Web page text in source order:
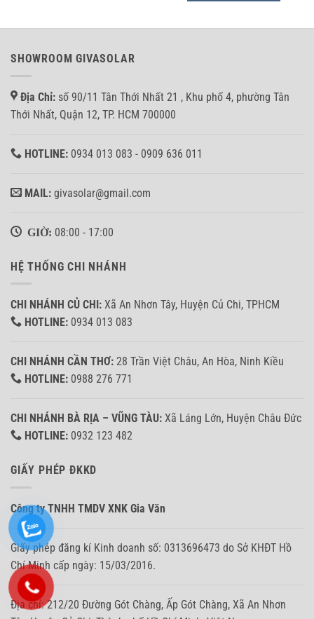
SHOWROOM GIVASOLAR
Địa Chỉ: số 90/11 Tân Thới Nhất 21 , Khu phố 4, phường Tân
Thới Nhất, Quận 12, TP. HCM 700000
HOTLINE: 0934 013 083 - 0909 636 011
MAIL: givasolar@gmail.com
GIỜ: 08:00 - 17:00
HỆ THỐNG CHI NHÁNH
CHI NHÁNH CỦ CHI: Xã An Nhơn Tây, Huyện Củ Chi, TPHCM
HOTLINE: 0934 013 083
CHI NHÁNH CẦN THƠ: 28 Trần Việt Châu, An Hòa, Ninh Kiều
HOTLINE: 0988 276 771
CHI NHÁNH BÀ RỊA – VŨNG TÀU: Xã Láng Lớn, Huyện Châu Đức
HOTLINE: 0932 123 482
GIẤY PHÉP ĐKKD
Công ty TNHH TMDV XNK Gia Văn
Giấy phép đăng kí Kinh doanh số: 0313696473 do Sở KHĐT Hồ
Chí Minh cấp ngày: 15/03/2016.
Địa chỉ: 212/20 Đường Gót Chàng, Ấp Gót Chàng, Xã An Nhơn